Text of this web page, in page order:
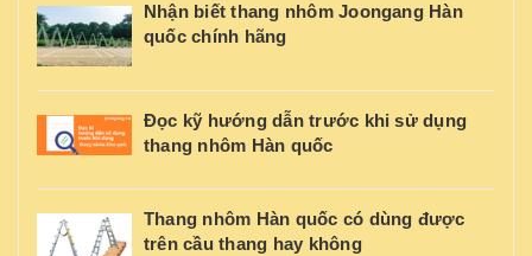
Nhận biết thang nhôm Joongang Hàn
quốc chính hãng
Đọc kỹ hướng dẫn trước khi sử dụng
thang nhôm Hàn quốc
Thang nhôm Hàn quốc có dùng được
trên cầu thang hay không